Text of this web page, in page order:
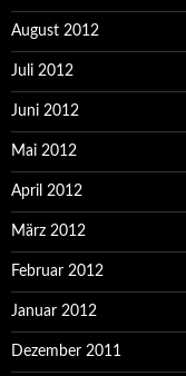
August 2012
Juli 2012
Juni 2012
Mai 2012
April 2012
März 2012
Februar 2012
Januar 2012
Dezember 2011